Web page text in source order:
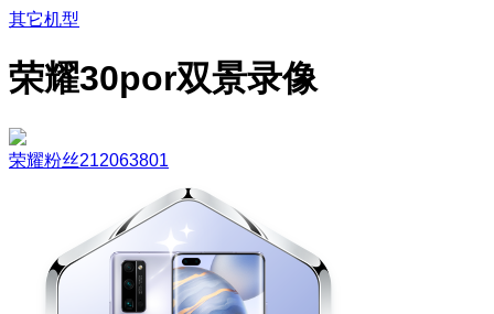
其它机型
荣耀30por双景录像
荣耀粉丝212063801